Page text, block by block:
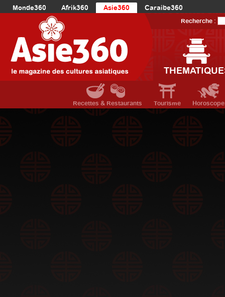
Monde360 Afrik360 Asie360
Caraibe360
Europe360
AmériqueDuNord360
Océanie360
Recherche :
Recettes & Restaurants Tourisme Horoscope